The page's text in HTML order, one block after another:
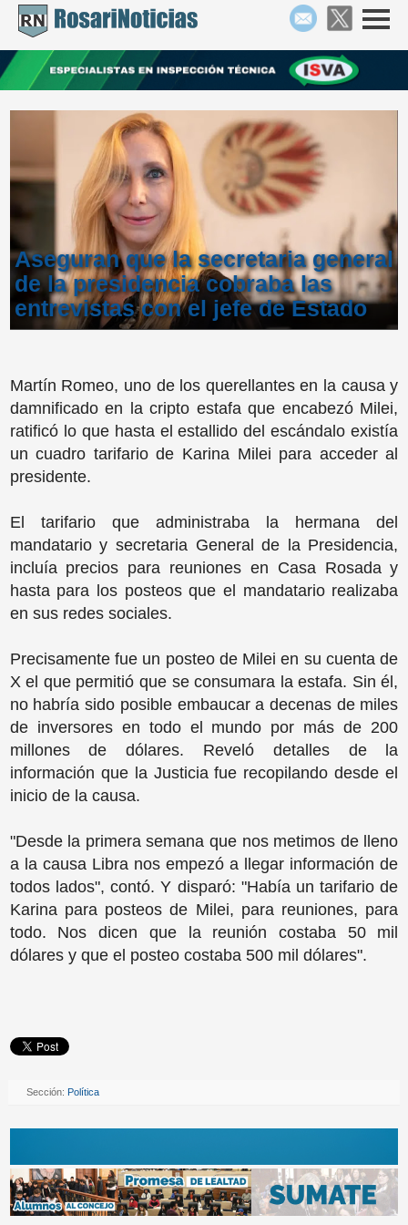
Aseguran que la secretaria general
de la presidencia cobraba las
entrevistas con el jefe de Estado
Martín Romeo, uno de los querellantes en la causa y
damnificado en la cripto estafa que encabezó Milei,
ratificó lo que hasta el estallido del escándalo existía
un cuadro tarifario de Karina Milei para acceder al
presidente.
El tarifario que administraba la hermana del
mandatario y secretaria General de la Presidencia,
incluía precios para reuniones en Casa Rosada y
hasta para los posteos que el mandatario realizaba
en sus redes sociales.
Precisamente fue un posteo de Milei en su cuenta de
X el que permitió que se consumara la estafa. Sin él,
no habría sido posible embaucar a decenas de miles
de inversores en todo el mundo por más de 200
millones de dólares. Reveló detalles de la
información que la Justicia fue recopilando desde el
inicio de la causa.
"Desde la primera semana que nos metimos de lleno
a la causa Libra nos empezó a llegar información de
todos lados", contó. Y disparó: "Había un tarifario de
Karina para posteos de Milei, para reuniones, para
todo. Nos dicen que la reunión costaba 50 mil
dólares y que el posteo costaba 500 mil dólares".
Sección: Política